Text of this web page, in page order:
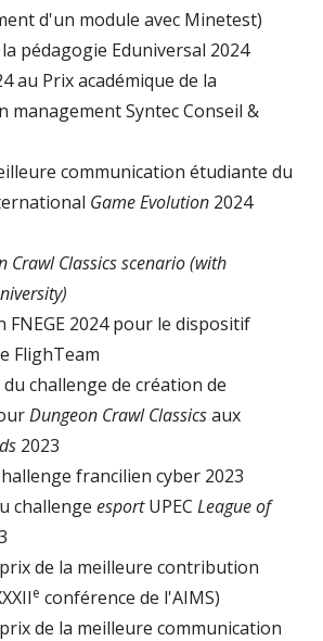
d'un module avec Minetest)
pédagogie Eduniversal 2024
au Prix académique de la
management Syntec Conseil &
communication étudiante du
Game Evolution 2024
Crawl Classics scenario (with
FNEGE 2024 pour le dispositif
FlighTeam
challenge de création de
Dungeon Crawl Classicsaux
2023
francilien cyber 2023
challenge esportUPEC League of
de la meilleure contribution
e conférence de l'AIMS)
de la meilleure communication